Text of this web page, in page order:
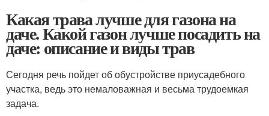
Какая трава лучше для газона на
даче. Какой газон лучше посадить на
даче: описание и виды трав
Сегодня речь пойдет об обустройстве приусадебного
участка, ведь это немаловажная и весьма трудоемкая
задача.